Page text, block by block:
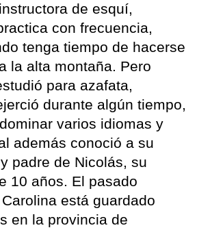
de esquí,
con frecuencia,
tenga tiempo de hacerse
la alta montaña. Pero
para azafata,
durante algún tiempo,
varios idiomas y
además conoció a su
padre de Nicolás, su
10 años. El pasado
está guardado
en la provincia de